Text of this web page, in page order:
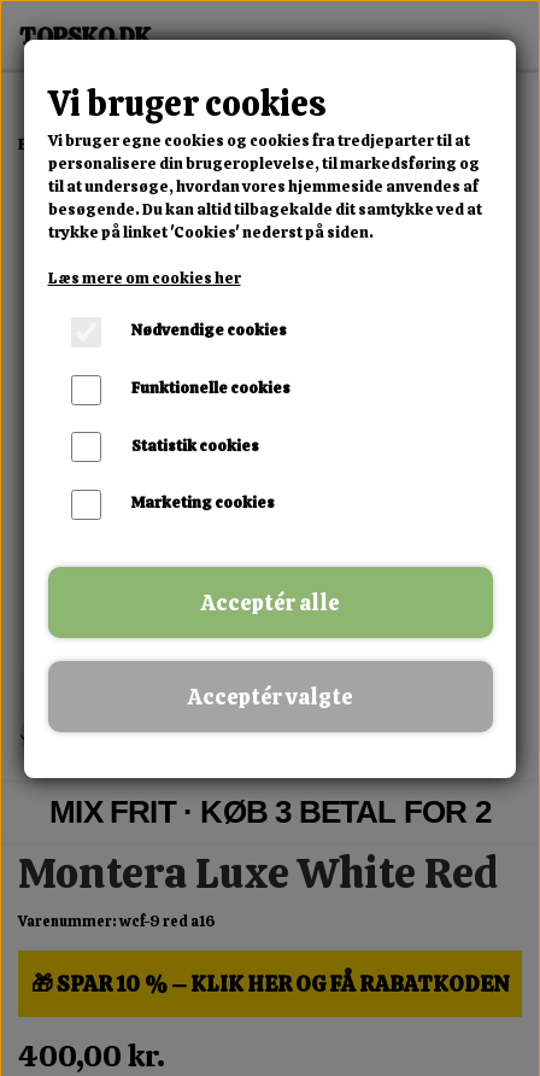
Forside Dame Alle Damesko Montera Luxe White Red
MIX FRIT · KØB 3 BETAL FOR 2
Montera Luxe White Red
Varenummer: wcf-9 red a16
🎁 SPAR 10 % – KLIK HER OG FÅ RABATKODEN
400,00 kr.
Vi bruger cookies
Vi bruger egne cookies og cookies fra tredjeparter til at
personalisere din brugeroplevelse, til markedsføring og
til at undersøge, hvordan vores hjemmeside anvendes af
besøgende. Du kan altid tilbagekalde dit samtykke ved at
trykke på linket 'Cookies' nederst på siden.
Læs mere om cookies her
Nødvendige cookies
Funktionelle cookies
Statistik cookies
Marketing cookies
Acceptér alle
Acceptér valgte